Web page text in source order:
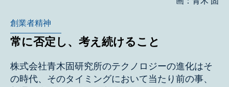
創業者精神
常に否定し、考え続けること
株式会社青木固研究所のテクノロジーの進化はそ
の時代、そのタイミングにおいて当たり前の事、